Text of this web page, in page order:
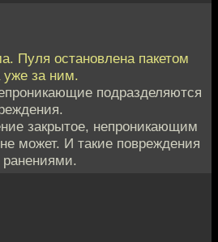
Пуля остановлена пакетом
уже за ним.
подразделяются
закрытое, непроникающим
может. И такие повреждения